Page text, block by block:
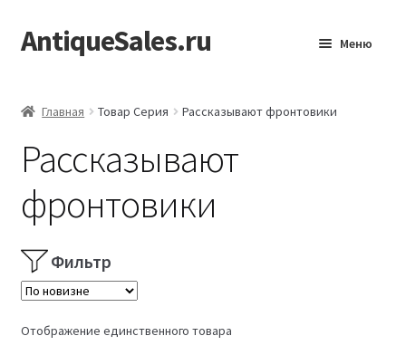
Перейти
к
Перейти
к
AntiqueSales.ru Меню
Главная Товар Серия Рассказывают фронтовики
Рассказывают
фронтовики
Фильтр
Отображение единственного товара